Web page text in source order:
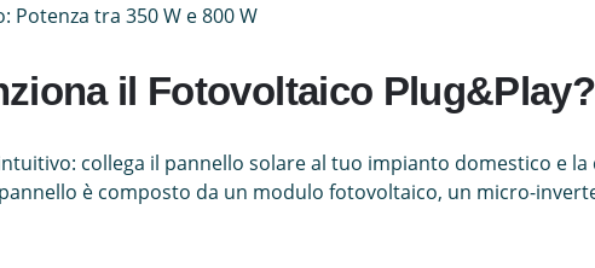
Potenza tra 350 W e 800 W
il Fotovoltaico Plug&Play?
collega il pannello solare al tuo impianto domestico e
è composto da un modulo fotovoltaico, un micro-